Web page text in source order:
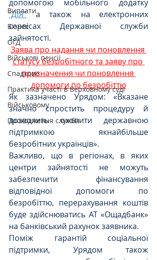
Виплати
Бізнес
ОГД
Військові пенсії
Спадкове
Практика участі в Верховному суді
Військовому
Проходження служби
“ДІЯ” а також на електронних
сервісах Державної служби
зайнятості.
Заява про надання чи поновлення
статусу безробітного та заяву про
призначення чи поновлення
допомоги по безробіттю
Як зазначено Урядом: «Вказане
значно спростить процедуру й
дозволить охопити державною
підтримкою якнайбільше
безробітних українців».
Важливо, що в регіонах, в яких
центри зайнятості не можуть
забезпечити фінансування
відповідної допомоги по
безробіттю, перерахування коштів
буде здійснюватись АТ «Ощадбанк»
на банківський рахунок заявника.
Поміж гарантій соціальної
підтримки, Урядом також